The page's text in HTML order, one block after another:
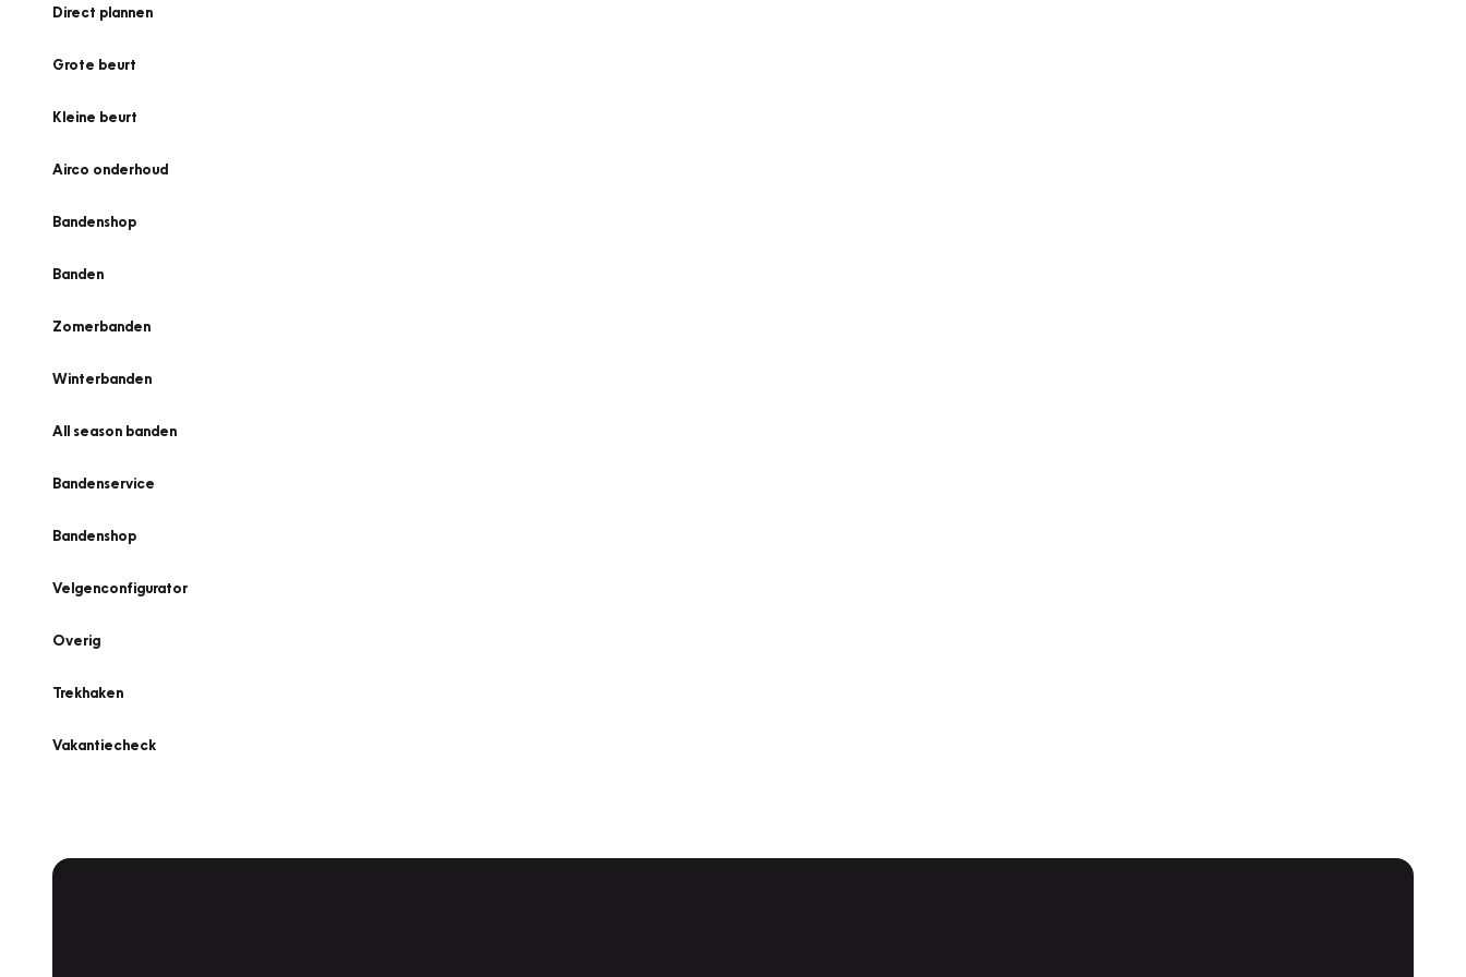
Direct plannen
Grote beurt
Kleine beurt
Airco onderhoud
Bandenshop
Banden
Zomerbanden
Winterbanden
All season banden
Bandenservice
Bandenshop
Velgenconfigurator
Overig
Trekhaken
Vakantiecheck